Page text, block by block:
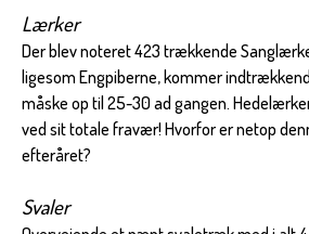
Lærker
Der blev noteret 423 trækkende
ligesom Engpiberne, kommer
måske op til 25-30 ad gangen.
ved sit totale fravær! Hvorfor er netop
efteråret?
Svaler